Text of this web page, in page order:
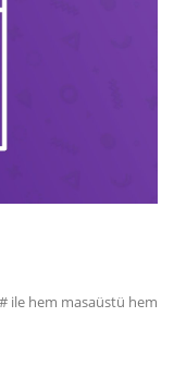
ile hem masaüstü hem